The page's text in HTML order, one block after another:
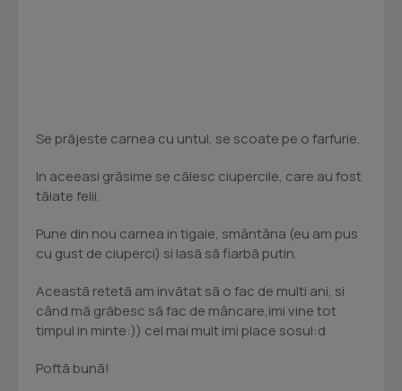
Se prãjeste carnea cu untul, se scoate pe o farfurie.
In aceeasi grãsime se cãlesc ciupercile, care au fost
tãiate felii.
Pune din nou carnea in tigaie, smântâna (eu am pus
cu gust de ciuperci) si lasã sã fiarbã putin.
Aceastã retetã am invãtat sã o fac de multi ani, si
când mã grãbesc sã fac de mâncare,imi vine tot
timpul in minte:)) cel mai mult imi place sosul:d
Poftã bunã!